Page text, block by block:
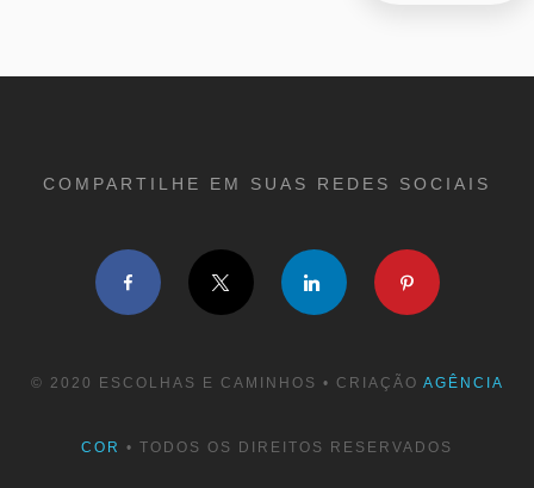
COMPARTILHE EM SUAS REDES SOCIAIS
Facebook Twitter LinkedIn Pinterest
© 2020 ESCOLHAS E CAMINHOS • CRIAÇÃO AGÊNCIA
COR • TODOS OS DIREITOS RESERVADOS